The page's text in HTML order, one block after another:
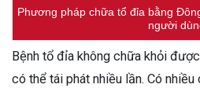
Phương pháp chữa tổ đỉa bằng
người
Bệnh tổ đỉa không chữa khỏi
có thể tái phát nhiều lần. Có